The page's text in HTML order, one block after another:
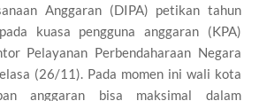
Anggaran (DIPA) petikan tahun
kuasa pengguna anggaran (KPA)
Pelayanan Perbendaharaan Negara
(26/11). Pada momen ini wali kota
anggaran bisa maksimal dalam